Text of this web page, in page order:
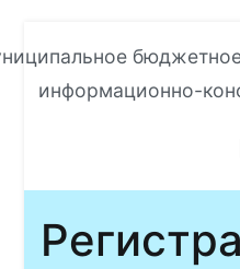
к
содержимому
информационно-